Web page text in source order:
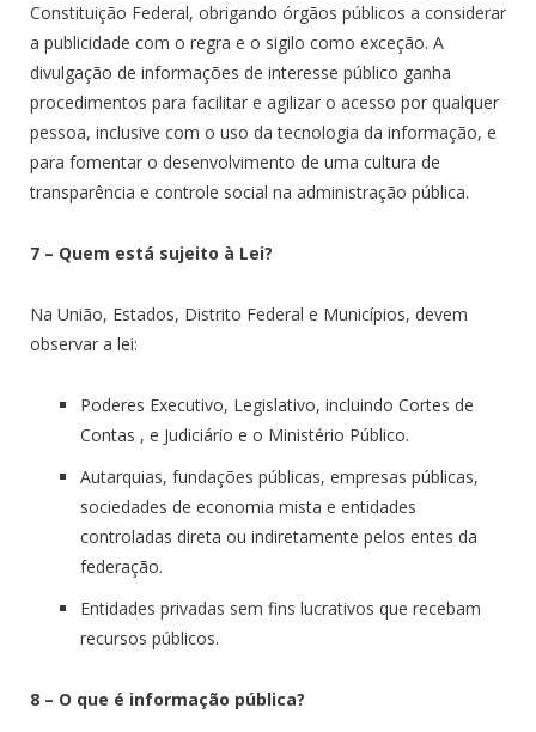
Constituição Federal, obrigando órgãos públicos a considerar
a publicidade com o regra e o sigilo como exceção. A
divulgação de informações de interesse público ganha
procedimentos para facilitar e agilizar o acesso por qualquer
pessoa, inclusive com o uso da tecnologia da informação, e
para fomentar o desenvolvimento de uma cultura de
transparência e controle social na administração pública.
7 – Quem está sujeito à Lei?
Na União, Estados, Distrito Federal e Municípios, devem
observar a lei:
Poderes Executivo, Legislativo, incluindo Cortes de
Contas , e Judiciário e o Ministério Público.
Autarquias, fundações públicas, empresas públicas,
sociedades de economia mista e entidades
controladas direta ou indiretamente pelos entes da
federação.
Entidades privadas sem fins lucrativos que recebam
recursos públicos.
8 – O que é informação pública?